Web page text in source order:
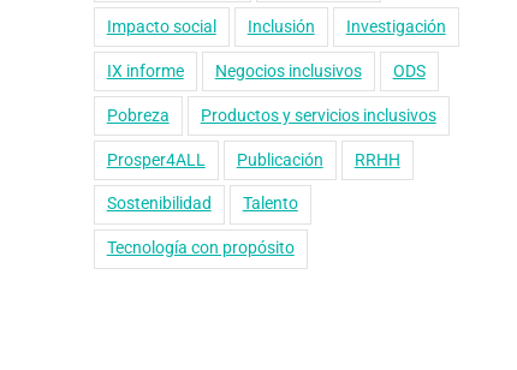
Impacto social Inclusión Investigación
IX informe Negocios inclusivos ODS
Pobreza Productos y servicios inclusivos
Prosper4ALL Publicación RRHH
Sostenibilidad Talento
Tecnología con propósito